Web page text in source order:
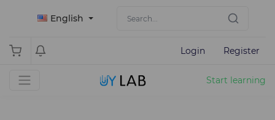
English
Login Register
Start learning